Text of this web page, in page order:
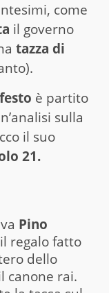
come
il governo
tazza di
è partito
sulla
il suo
21.
Pino
regalo fatto
dello
canone rai.